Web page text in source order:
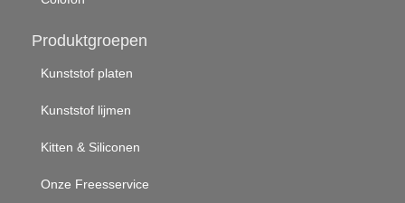
Produktgroepen
Kunststof platen
Kunststof lijmen
Kitten & Siliconen
Onze Freesservice